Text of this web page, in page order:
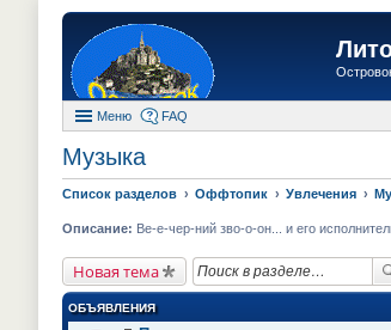
Меню FAQ
Музыка
Список разделов Оффтопик Увлечения
Описание: Ве-е-чер-ний зво-о-он... и его
Новая тема
ОБЪЯВЛЕНИЯ